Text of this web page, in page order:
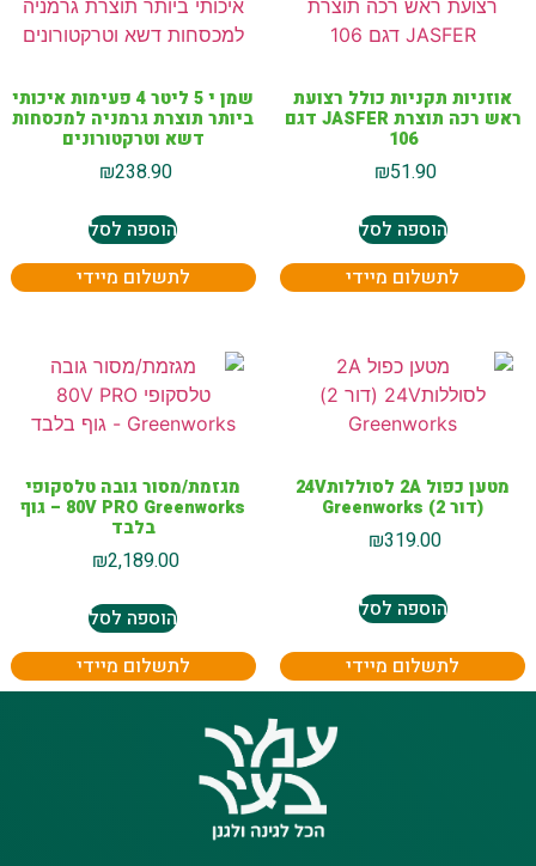
אוזניות תקניות כולל רצועת
ראש רכה תוצרת JASFER דגם
106
₪51.90
הוספה לסל
לתשלום מיידי
שמן י 5 ליטר 4 פעימות איכותי
ביותר תוצרת גרמניה למכסחות
דשא וטרקטורונים
₪238.90
הוספה לסל
לתשלום מיידי
מטען כפול 2A לסוללות24V
(דור 2) Greenworks
₪319.00
הוספה לסל
לתשלום מיידי
מגזמת/מסור גובה טלסקופי
80V PRO Greenworks – גוף
בלבד
₪2,189.00
הוספה לסל
לתשלום מיידי